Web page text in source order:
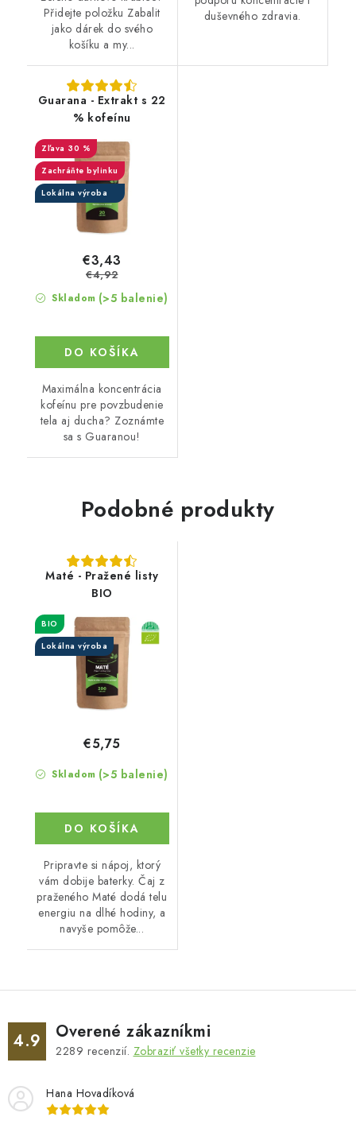
Přidejte položku Zabalit
jako dárek do svého
košíku a my...
duševného zdravia.
Guarana - Extrakt s 22
% kofeínu
30 %
Zachráňte bylinku
Lokálna výroba
Skladom (>5 balenie)
€3,43
€4,92
DO KOŠÍKA
Maximálna koncentrácia
kofeínu pre povzbudenie
tela aj ducha? Zoznámte
sa s Guaranou!
Podobné produkty
Maté - Pražené listy
BIO
BIO
Lokálna výroba
Skladom (>5 balenie)
€5,75
DO KOŠÍKA
Pripravte si nápoj, ktorý
vám dobije baterky. Čaj z
praženého Maté dodá telu
energiu na dlhé hodiny, a
navyše pomôže...
4.9 Overené zákazníkmi
2289 recenzií. Zobraziť všetky recenzie
Hana Hovadíková